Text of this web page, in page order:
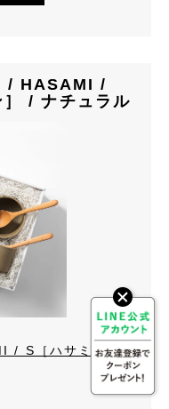
/ HASAMI /
］ / ナチュラル
/ S［ハサミポーセ